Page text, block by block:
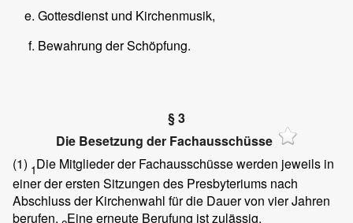
Gottesdienst und Kirchenmusik,
Bewahrung der Schöpfung.
§ 3
Die Besetzung der Fachausschüsse
(1) 1Die Mitglieder der Fachausschüsse werden jeweils in
einer der ersten Sitzungen des Presbyteriums nach
Abschluss der Kirchenwahl für die Dauer von vier Jahren
berufen. Eine erneute Berufung ist zulässig.